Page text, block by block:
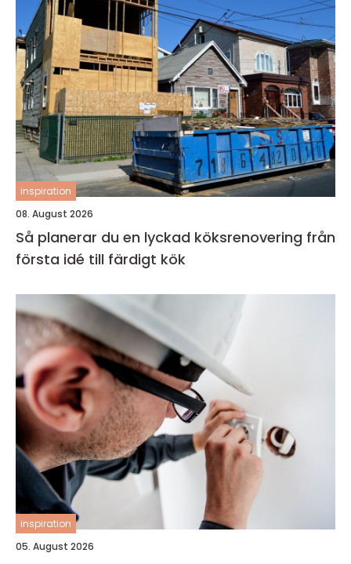
inspiration
08. August 2026
Så planerar du en lyckad köksrenovering från
första idé till färdigt kök
inspiration
05. August 2026